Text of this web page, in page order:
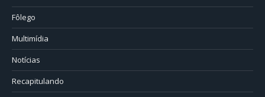
Fôlego
Multimídia
Notícias
Recapitulando